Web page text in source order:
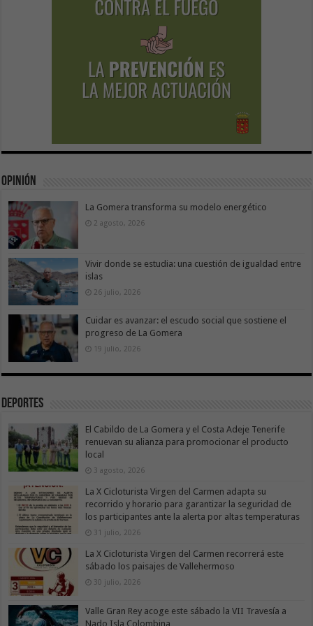
Opinión
La Gomera transforma su modelo energético
2 agosto, 2026
Vivir donde se estudia: una cuestión de igualdad entre
islas
26 julio, 2026
Cuidar es avanzar: el escudo social que sostiene el
progreso de La Gomera
19 julio, 2026
Deportes
El Cabildo de La Gomera y el Costa Adeje Tenerife
renuevan su alianza para promocionar el producto
local
3 agosto, 2026
La X Cicloturista Virgen del Carmen adapta su
recorrido y horario para garantizar la seguridad de
los participantes ante la alerta por altas temperaturas
31 julio, 2026
La X Cicloturista Virgen del Carmen recorrerá este
sábado los paisajes de Vallehermoso
30 julio, 2026
Valle Gran Rey acoge este sábado la VII Travesía a
Nado Isla Colombina